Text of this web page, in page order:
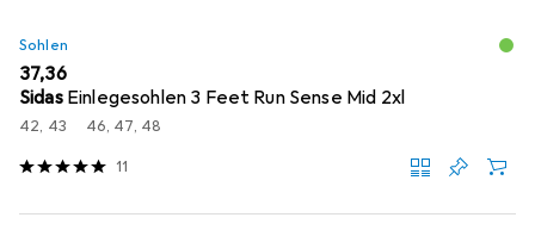
Sohlen
EUR
37,36
Sidas Einlegesohlen 3 Feet Run Sense Mid 2xl
42, 43 46, 47, 48
11